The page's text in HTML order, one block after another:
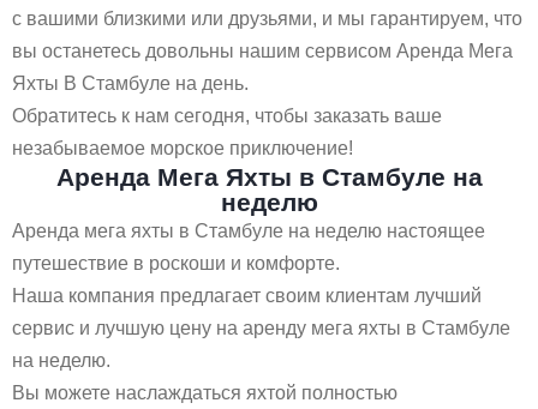
с вашими близкими или друзьями, и мы гарантируем, что
вы останетесь довольны нашим сервисом Аренда Мега
Яхты В Стамбуле на день.
Обратитесь к нам сегодня, чтобы заказать ваше
незабываемое морское приключение!
Аренда Мега Яхты в Стамбуле на
неделю
Аренда мега яхты в Стамбуле на неделю настоящее
путешествие в роскоши и комфорте.
Наша компания предлагает своим клиентам лучший
сервис и лучшую цену на аренду мега яхты в Стамбуле
на неделю.
Вы можете наслаждаться яхтой полностью